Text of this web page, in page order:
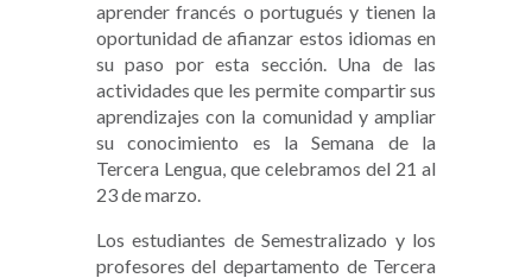
aprender francés o portugués y tienen la
oportunidad de afianzar estos idiomas en
su paso por esta sección. Una de las
actividades que les permite compartir sus
aprendizajes con la comunidad y ampliar
su conocimiento es la Semana de la
Tercera Lengua, que celebramos del 21 al
23 de marzo.
Los estudiantes de Semestralizado y los
profesores del departamento de Tercera